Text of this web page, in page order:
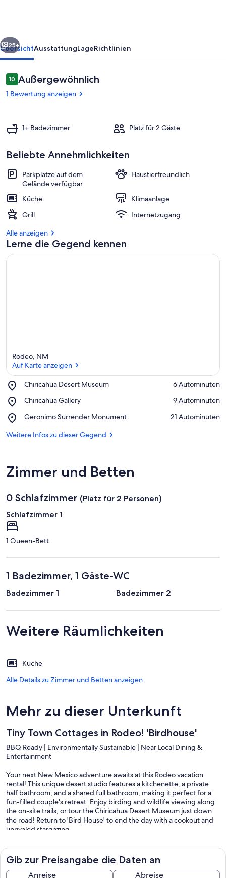
Zimmer
Weiter
25+
ÜbersichtAusstattungLageRichtlinien
Bewertungen
1010 von 10.
Außergewöhnlich
1 Bewertung anzeigen
1+ Badezimmer Platz für 2 Gäste
Beliebte Annehmlichkeiten
Parkplätze auf dem
Gelände verfügbar
Haustierfreundlich
Küche
Klimaanlage
Grill
Internetzugang
Alle anzeigen
Lerne die Gegend kennen
Rodeo, NM
Auf Karte anzeigen
Chiricahua Desert Museum
Place,
Desert
‪6 Autominuten‬
Chiricahua Gallery
Place,
Gallery
‪9 Autominuten‬
Geronimo Surrender Monument
Place,
Surrender
‪21 Autominuten‬
Weitere Infos zu dieser Gegend
Zimmer und Betten
0 Schlafzimmer (Platz für 2 Personen)
Schlafzimmer 1
1 Queen-Bett
1 Badezimmer, 1 Gäste-WC
Badezimmer 1 Badezimmer 2
Weitere Räumlichkeiten
Küche
Alle Details zu Zimmer und Betten anzeigen
Mehr zu dieser Unterkunft
Tiny Town Cottages in Rodeo! 'Birdhouse'
BBQ Ready | Environmentally Sustainable | Near Local Dining &
Entertainment
Your next New Mexico adventure awaits at this Rodeo vacation
rental! This unique desert studio features a kitchenette, a private
half bathroom, and a shared full bathroom, making it perfect for a
fun-filled couple's retreat. Enjoy birding and wildlife viewing along
the on-site trails, or tour the Chiricahua Desert Museum just down
the road! Return to 'Bird House' to end the day with a cookout and
unrivaled stargazing.
-- THE PROPERTY --
SLEEPING ARRANGEMENTS
- Studio: 1 queen bed
Gib zur Preisangabe die Daten an
Anreise Abreise